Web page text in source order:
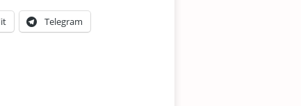
Telegram